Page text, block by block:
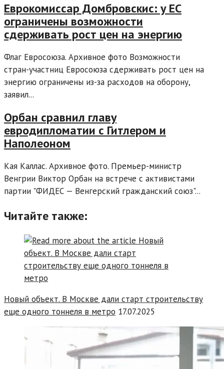
Еврокомиссар Домбровскис: у ЕС
ограничены возможности
сдерживать рост цен на энергию
Флаг Евросоюза. Архивное фото Возможности
стран-участниц Евросоюза сдерживать рост цен на
энергию ограничены из-за расходов на оборону,
заявил...
Орбан сравнил главу
евродипломатии с Гитлером и
Наполеоном
Кая Каллас. Архивное фото. Премьер-министр
Венгрии Виктор Орбан на встрече с активистами
партии "ФИДЕС — Венгерский гражданский союз"...
Читайте также:
Новый объект. В Москве дали старт строительству
еще одного тоннеля в метро 17.07.2025